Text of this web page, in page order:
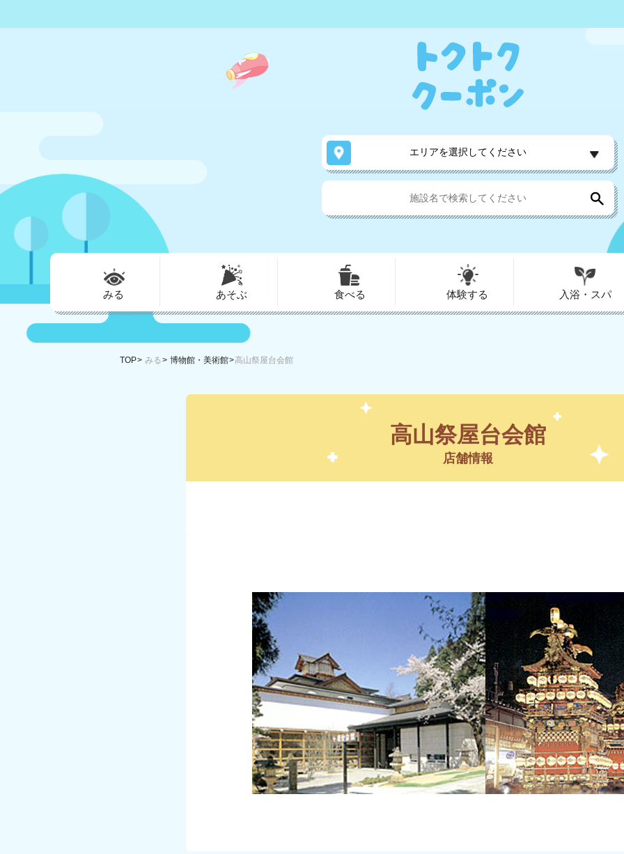
エリアを選択してください
みる あそぶ 食べる 体験する 入浴・スパ
TOP みる 博物館・美術館 高山祭屋台会館
高山祭屋台会館
店舗情報